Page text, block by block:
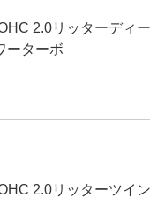
2.0リッターディ
ーターボ
2.0リッターツイ